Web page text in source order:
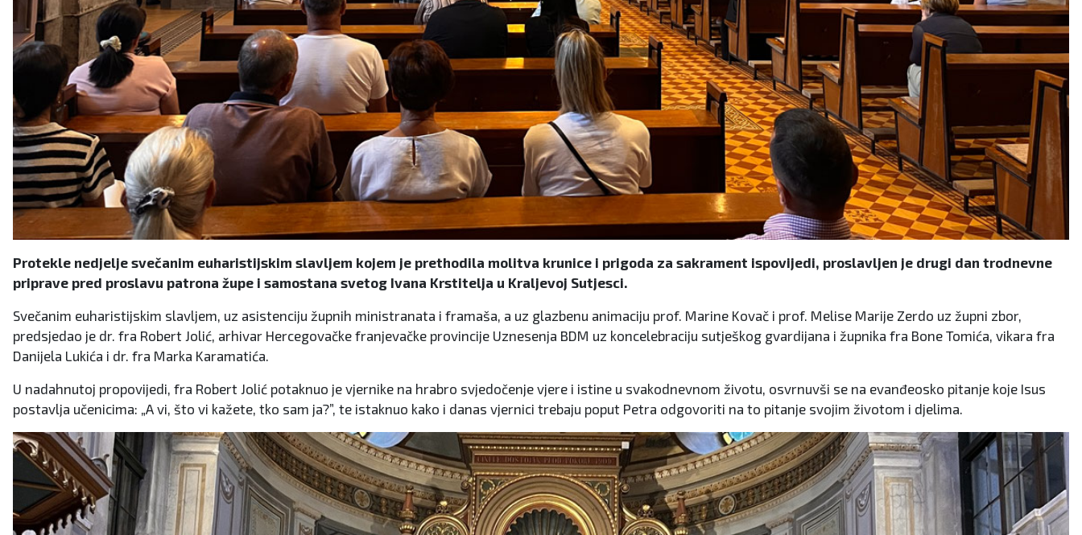
Protekle nedjelje svečanim euharistijskim slavljem kojem je prethodila molitva krunice i prigoda za sakrament ispovijedi, proslavljen je drugi dan trodnevne
priprave pred proslavu patrona župe i samostana svetog Ivana Krstitelja u Kraljevoj Sutjesci.
Svečanim euharistijskim slavljem, uz asistenciju župnih ministranata i framaša, a uz glazbenu animaciju prof. Marine Kovač i prof. Melise Marije Zerdo uz župni zbor,
predsjedao je dr. fra Robert Jolić, arhivar Hercegovačke franjevačke provincije Uznesenja BDM uz koncelebraciju sutješkog gvardijana i župnika fra Bone Tomića, vikara fra
Danijela Lukića i dr. fra Marka Karamatića.
U nadahnutoj propovijedi, fra Robert Jolić potaknuo je vjernike na hrabro svjedočenje vjere i istine u svakodnevnom životu, osvrnuvši se na evanđeosko pitanje koje Isus
postavlja učenicima: „A vi, što vi kažete, tko sam ja?”, te istaknuo kako i danas vjernici trebaju poput Petra odgovoriti na to pitanje svojim životom i djelima.